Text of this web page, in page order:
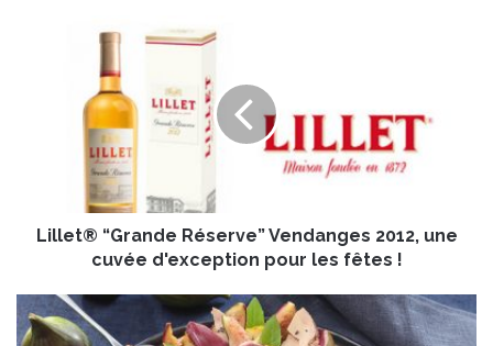
e
Lillet® “Grande Réserve” Vendanges 2012, une
cuvée d'exception pour les fêtes !
a